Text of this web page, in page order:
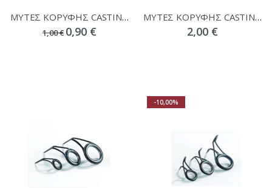
ΜΥΤΕΣ ΚΟΡΥΦΗΣ CASTING S-WO-STST
1,00 € 0,90 €
ΜΥΤΕΣ ΚΟΡΥΦΗΣ CASTING BALZER ΕΝΙΣΧΥΜΕΝΟ
2,00 €
-10,00%